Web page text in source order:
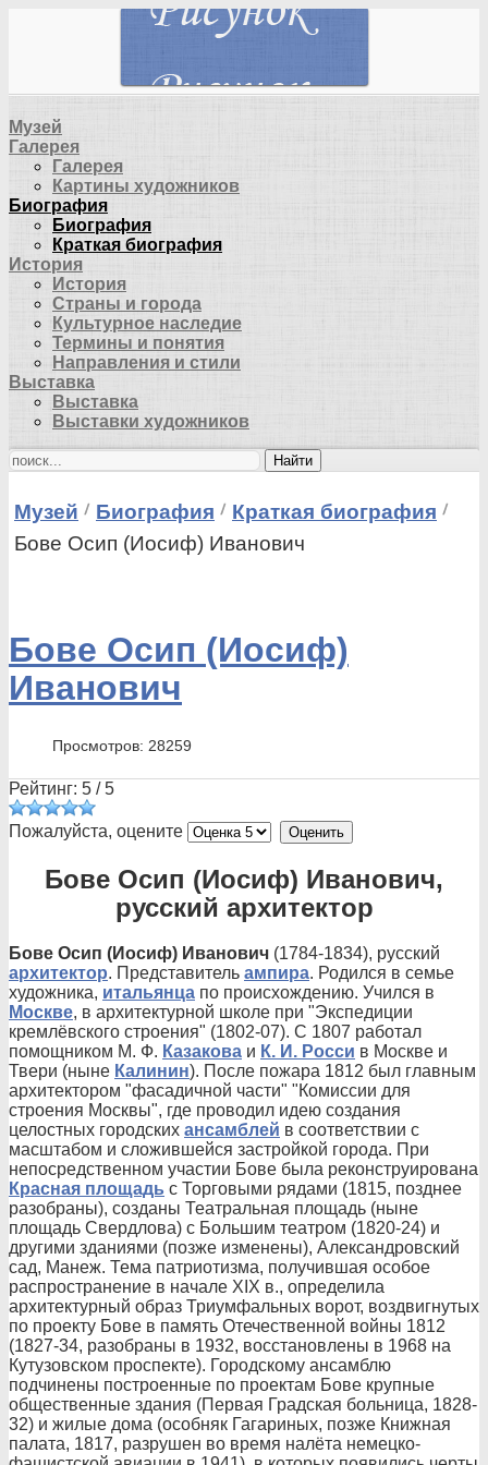
Музей
Галерея
Галерея
Картины художников
Биография
Биография
Краткая биография
История
История
Страны и города
Культурное наследие
Термины и понятия
Направления и стили
Выставка
Выставка
Выставки художников
Найти
Музей Биография
Краткая биография
Бове Осип (Иосиф) Иванович
Бове Осип (Иосиф)
Иванович
Просмотров: 28259
Рейтинг: 5 /5
Пожалуйста, оцените
Бове Осип (Иосиф) Иванович,
русский архитектор
Бове Осип (Иосиф) Иванович (1784-1834), русский
архитектор. Представитель ампира. Родился в семье
художника, итальянца по происхождению. Учился в
Москве, в архитектурной школе при "Экспедиции
кремлёвского строения" (1802-07). С 1807 работал
помощником М. Ф. Казакова и К. И. Росси в Москве и
Твери (ныне Калинин). После пожара 1812 был главным
архитектором "фасадичной части" "Комиссии для
строения Москвы", где проводил идею создания
целостных городских ансамблей в соответствии с
масштабом и сложившейся застройкой города. При
непосредственном участии Бове была реконструирована
Красная площадь с Торговыми рядами (1815, позднее
разобраны), созданы Театральная площадь (ныне
площадь Свердлова) с Большим театром (1820-24) и
другими зданиями (позже изменены), Александровский
сад, Манеж. Тема патриотизма, получившая особое
распространение в начале XIX в., определила
архитектурный образ Триумфальных ворот, воздвигнутых
по проекту Бове в память Отечественной войны 1812
(1827-34, разобраны в 1932, восстановлены в 1968 на
Кутузовском проспекте). Городскому ансамблю
подчинены построенные по проектам Бове крупные
общественные здания (Первая Градская больница, 1828-
32) и жилые дома (особняк Гагариных, позже Книжная
палата, 1817, разрушен во время налёта немецко-